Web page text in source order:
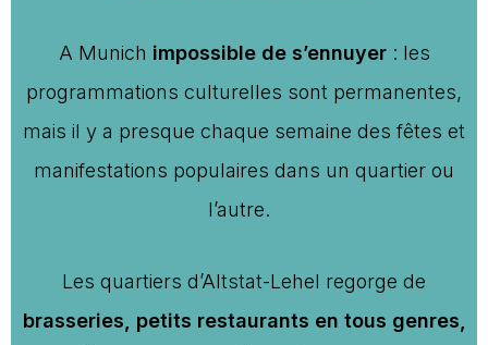
A Munich impossible de s’ennuyer: les
programmations culturelles sont permanentes,
mais il y a presque chaque semaine des fêtes et
manifestations populaires dans un quartier ou
l’autre.
Les quartiers d’Altstat-Lehel regorge de
brasseries, petits restaurants en tous genres,